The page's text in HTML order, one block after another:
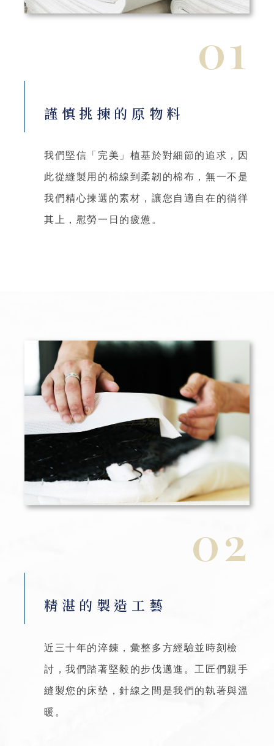
01
謹慎挑揀的原物料
我們堅信「完美」植基於對細節的追求，因
此從縫製用的棉線到柔韌的棉布，無一不是
我們精心揀選的素材，讓您自適自在的徜徉
其上，慰勞一日的疲憊。
02
精湛的製造工藝
近三十年的淬鍊，彙整多方經驗並時刻檢
討，我們踏著堅毅的步伐邁進。工匠們親手
縫製您的床墊，針線之間是我們的執著與溫
暖。